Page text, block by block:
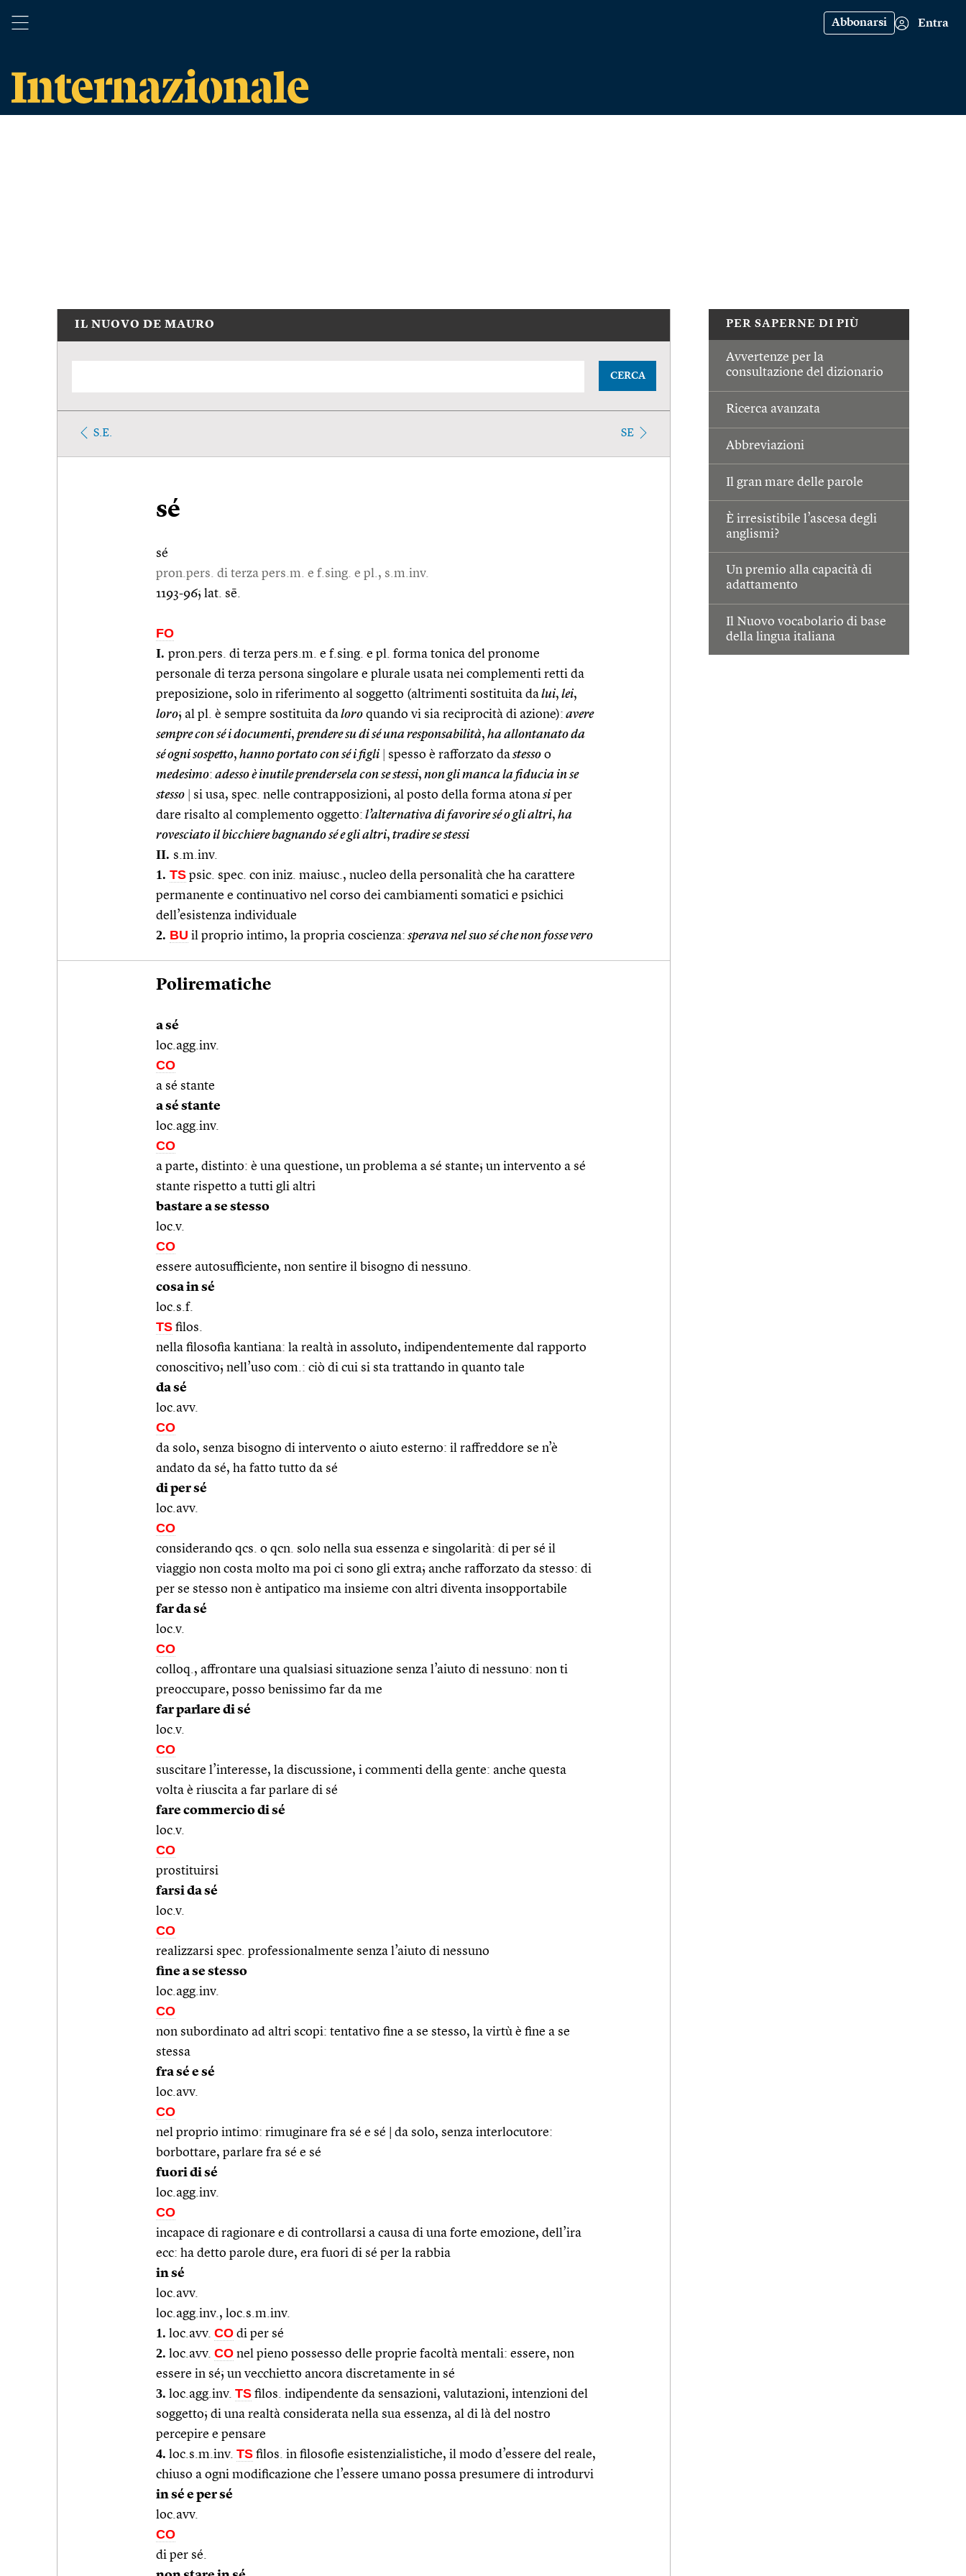
Abbonarsi Entra
PER SAPERNE DI PIÙ
Avvertenze per la
consultazione del dizionario
Ricerca avanzata
Abbreviazioni
Il gran mare delle parole
È irresistibile l’ascesa degli
anglismi?
Un premio alla capacità di
adattamento
Il Nuovo vocabolario di base
della lingua italiana
IL NUOVO DE MAURO
CERCA
S.E. SE
sé
sé
pron.pers. di terza pers.m. e f.sing. e pl., s.m.inv.
1193-96; lat. sē.
FO
I. pron.pers. di terza pers.m. e f.sing. e pl. forma tonica del pronome
personale di terza persona singolare e plurale usata nei complementi retti da
preposizione, solo in riferimento al soggetto (altrimenti sostituita dalui, lei,
loro; al pl. è sempre sostituita daloro quando vi sia reciprocità di azione): avere
sempre con sé i documenti, prendere su di sé una responsabilità, ha allontanato da
sé ogni sospetto, hanno portato con sé i figli spesso è rafforzato dastesso o
medesimo: adesso è inutile prendersela con se stessi, non gli manca la fiducia in se
stesso
si usa, spec. nelle contrapposizioni, al posto della forma atonasi per
dare risalto al complemento oggetto: l’alternativa di favorire sé o gli altri, ha
rovesciato il bicchiere bagnando sé e gli altri, tradire se stessi
II. s.m.inv.
1. TS psic. spec. con iniz. maiusc., nucleo della personalità che ha carattere
permanente e continuativo nel corso dei cambiamenti somatici e psichici
dell’esistenza individuale
2. BU il proprio intimo, la propria coscienza: sperava nel suo sé che non fosse vero
Polirematiche
a sé
loc.agg.inv.
CO
a sé stante
a sé stante
loc.agg.inv.
CO
a parte, distinto: è una questione, un problema a sé stante; un intervento a sé
stante rispetto a tutti gli altri
bastare a se stesso
loc.v.
CO
essere autosufficiente, non sentire il bisogno di nessuno.
cosa in sé
loc.s.f.
TS filos.
nella filosofia kantiana: la realtà in assoluto, indipendentemente dal rapporto
conoscitivo; nell’uso com.: ciò di cui si sta trattando in quanto tale
da sé
loc.avv.
CO
da solo, senza bisogno di intervento o aiuto esterno: il raffreddore se n’è
andato da sé, ha fatto tutto da sé
di per sé
loc.avv.
CO
considerando qcs. o qcn. solo nella sua essenza e singolarità: di per sé il
viaggio non costa molto ma poi ci sono gli extra; anche rafforzato da stesso: di
per se stesso non è antipatico ma insieme con altri diventa insopportabile
far da sé
loc.v.
CO
colloq., affrontare una qualsiasi situazione senza l’aiuto di nessuno: non ti
preoccupare, posso benissimo far da me
far parlare di sé
loc.v.
CO
suscitare l’interesse, la discussione, i commenti della gente: anche questa
volta è riuscita a far parlare di sé
fare commercio di sé
loc.v.
CO
prostituirsi
farsi da sé
loc.v.
CO
realizzarsi spec. professionalmente senza l’aiuto di nessuno
fine a se stesso
loc.agg.inv.
CO
non subordinato ad altri scopi: tentativo fine a se stesso, la virtù è fine a se
stessa
fra sé e sé
loc.avv.
CO
nel proprio intimo: rimuginare fra sé e sé | da solo, senza interlocutore:
borbottare, parlare fra sé e sé
fuori di sé
loc.agg.inv.
CO
incapace di ragionare e di controllarsi a causa di una forte emozione, dell’ira
ecc: ha detto parole dure, era fuori di sé per la rabbia
in sé
loc.avv.
loc.agg.inv., loc.s.m.inv.
1. loc.avv. CO di per sé
2. loc.avv. CO nel pieno possesso delle proprie facoltà mentali: essere, non
essere in sé; un vecchietto ancora discretamente in sé
3. loc.agg.inv. TS filos. indipendente da sensazioni, valutazioni, intenzioni del
soggetto; di una realtà considerata nella sua essenza, al di là del nostro
percepire e pensare
4. loc.s.m.inv. TS filos. in filosofie esistenzialistiche, il modo d’essere del reale,
chiuso a ogni modificazione che l’essere umano possa presumere di introdurvi
in sé e per sé
loc.avv.
CO
di per sé.